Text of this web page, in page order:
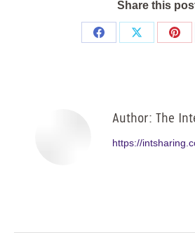
Share this
Share
Share
Author: The
https://